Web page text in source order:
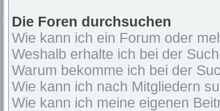
Die Foren durchsuchen
Wie kann ich ein Forum oder
Weshalb erhalte ich bei der
Warum bekomme ich bei der
Wie kann ich nach Mitgliedern
Wie kann ich meine eigenen